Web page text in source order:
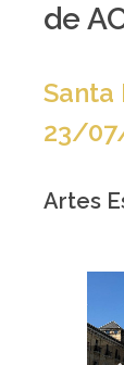
de
Santa
23/
Artes